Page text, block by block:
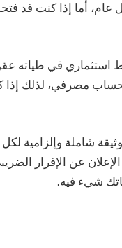
أما إذا كنت قد
عن كل حساب مصرفي،
شاملة وإلزامية